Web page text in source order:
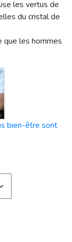
les vertus de
du cristal de
que les hommes
bien-être sont